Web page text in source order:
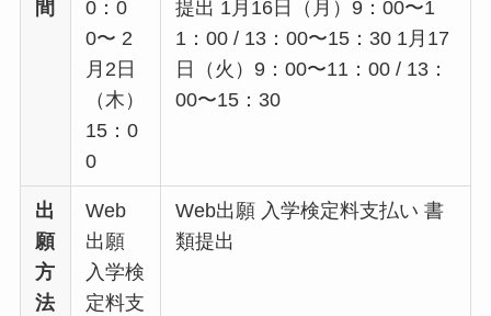
間
0：0
0〜 2
月2日
（木）
15：0
0
提出 1月16日（月）9：00〜1
1：00 / 13：00〜15：30 1月17
日（火）9：00〜11：00 / 13：
00〜15：30
出
願
方
法
Web
出願
入学検
定料支
Web出願 入学検定料支払い 書
類提出